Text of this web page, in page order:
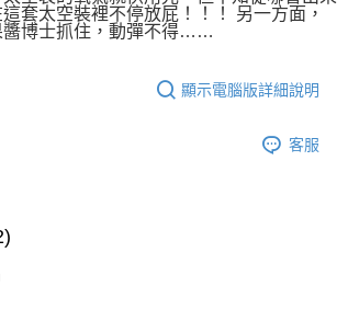
套太空裝裡不停放屁！！！ 另一方面，
醬博士抓住，動彈不得……
顯示電腦版詳細說明
客服